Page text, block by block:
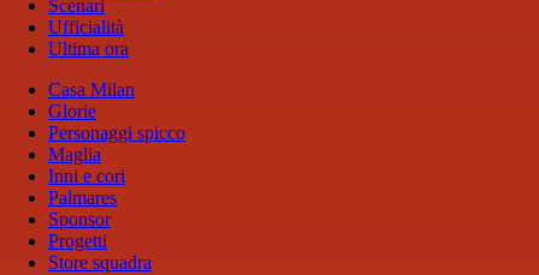
Scenari
Ufficialità
Ultima ora
Casa Milan
Glorie
Personaggi spicco
Maglia
Inni e cori
Palmares
Sponsor
Progetti
Store squadra